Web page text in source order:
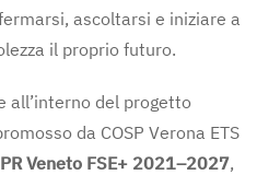
ascoltarsi e iniziare a
il proprio futuro.
all’interno del progetto
da COSP Verona ETS
PR Veneto FSE+ 2021–2027,